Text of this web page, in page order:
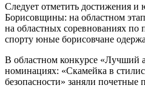
Следует отметить достижения и
Борисовщины: на областном
на областных соревнованиях по
спорту юные борисовчане
В областном конкурсе «Лучший
номинациях: «Скамейка в
безопасности» заняли почетные